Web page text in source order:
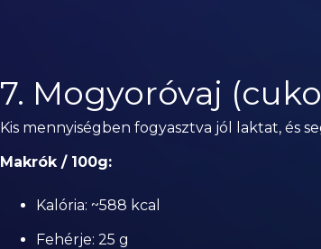
7. Mogyoróvaj
Kis mennyiségben fogyasztva jól laktat, és
Makrók / 100g:
Kalória: ~588 kcal
Fehérje: 25 g